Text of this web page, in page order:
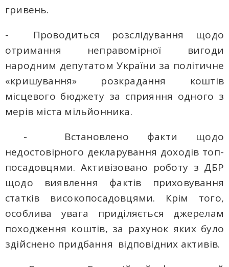
гривень.
- Проводиться розслідування щодо
отримання неправомірної вигоди
народним депутатом України за політичне
«кришування» розкрадання коштів
місцевого бюджету за сприяння одного з
мерів міста мільйонника.
- Встановлено факти щодо
недостовірного декларування доходів топ-
посадовцями. Активізовано роботу з ДБР
щодо виявлення фактів приховування
статків високопосадовцями. Крім того,
особлива увага приділяється джерелам
походження коштів, за рахунок яких було
здійснено придбання відповідних активів.